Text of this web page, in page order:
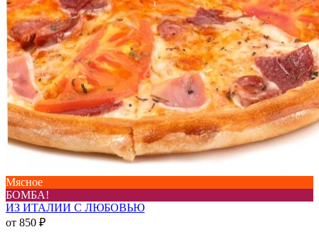
Мясное
БОМБА!
ИЗ ИТАЛИИ С ЛЮБОВЬЮ
от 850 ₽